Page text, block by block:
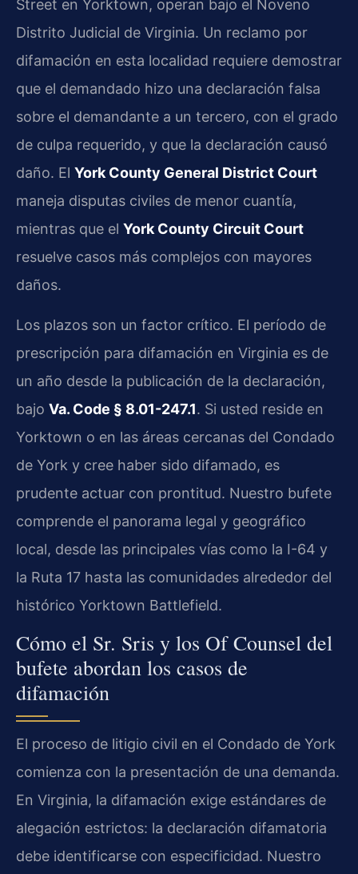
Street en Yorktown, operan bajo el Noveno
Distrito Judicial de Virginia. Un reclamo por
difamación en esta localidad requiere demostrar
que el demandado hizo una declaración falsa
sobre el demandante a un tercero, con el grado
de culpa requerido, y que la declaración causó
daño. El York County General District Court
maneja disputas civiles de menor cuantía,
mientras que el York County Circuit Court
resuelve casos más complejos con mayores
daños.
Los plazos son un factor crítico. El período de
prescripción para difamación en Virginia es de
un año desde la publicación de la declaración,
bajo Va. Code § 8.01-247.1. Si usted reside en
Yorktown o en las áreas cercanas del Condado
de York y cree haber sido difamado, es
prudente actuar con prontitud. Nuestro bufete
comprende el panorama legal y geográfico
local, desde las principales vías como la I-64 y
la Ruta 17 hasta las comunidades alrededor del
histórico Yorktown Battlefield.
Cómo el Sr. Sris y los Of Counsel del
bufete abordan los casos de
difamación
El proceso de litigio civil en el Condado de York
comienza con la presentación de una demanda.
En Virginia, la difamación exige estándares de
alegación estrictos: la declaración difamatoria
debe identificarse con especificidad. Nuestro